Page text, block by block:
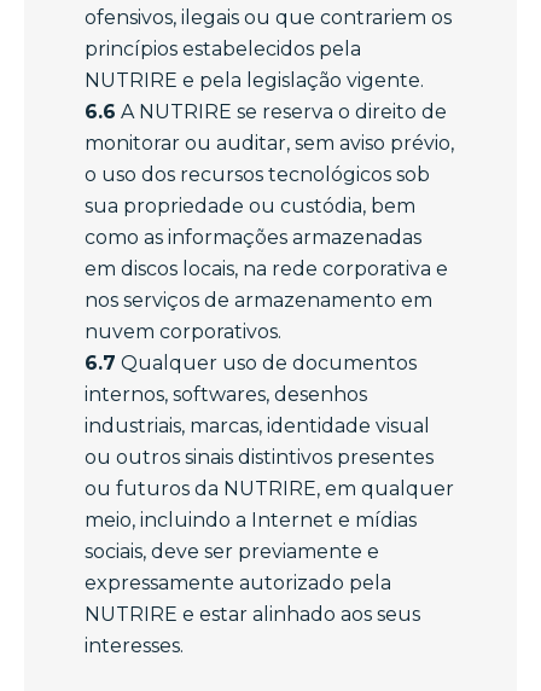
ofensivos, ilegais ou que contrariem os
princípios estabelecidos pela
NUTRIRE e pela legislação vigente.
6.6 A NUTRIRE se reserva o direito de
monitorar ou auditar, sem aviso prévio,
o uso dos recursos tecnológicos sob
sua propriedade ou custódia, bem
como as informações armazenadas
em discos locais, na rede corporativa e
nos serviços de armazenamento em
nuvem corporativos.
6.7 Qualquer uso de documentos
internos, softwares, desenhos
industriais, marcas, identidade visual
ou outros sinais distintivos presentes
ou futuros da NUTRIRE, em qualquer
meio, incluindo a Internet e mídias
sociais, deve ser previamente e
expressamente autorizado pela
NUTRIRE e estar alinhado aos seus
interesses.